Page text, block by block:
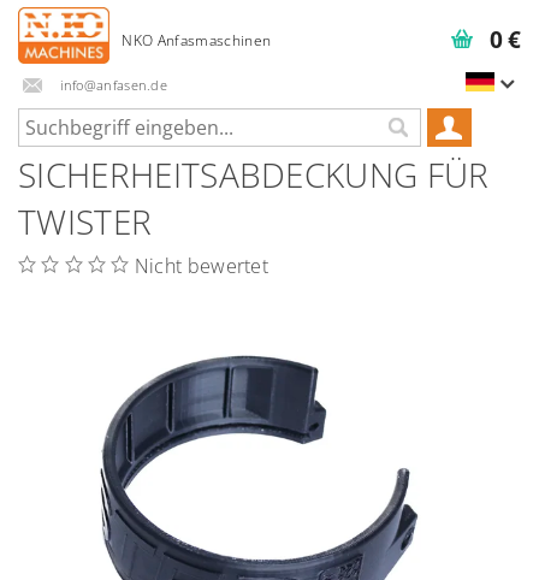
info@anfasen.de
0 €
SICHERHEITSABDECKUNG FÜR
TWISTER
Nicht bewertet